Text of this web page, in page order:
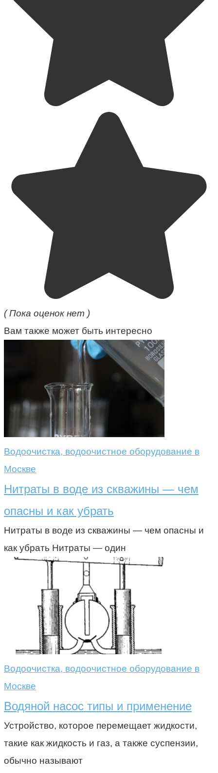
( Пока оценок нет )
Вам также может быть интересно
Водоочистка, водоочистное оборудование в
Москве
Нитраты в воде из скважины — чем
опасны и как убрать
Нитраты в воде из скважины — чем опасны и
как убрать Нитраты — один
Водоочистка, водоочистное оборудование в
Москве
Водяной насос типы и применение
Устройство, которое перемещает жидкости,
такие как жидкость и газ, а также суспензии,
обычно называют